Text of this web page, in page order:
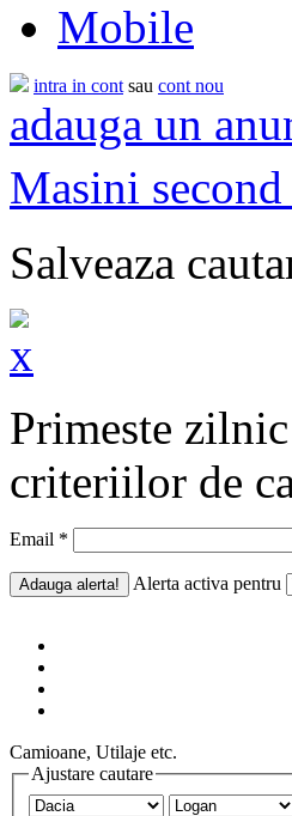
Mobile
intra in cont sau cont nou
adauga un
Masini second
Salveaza
Primeste
criteriilor de
Email *
Alerta activa pentru
Camioane, Utilaje etc.
Ajustare cautare